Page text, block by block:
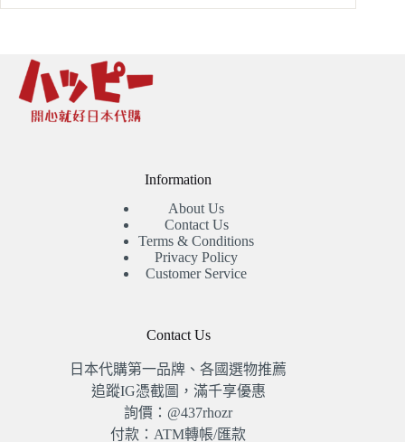
Information
About Us
Contact Us
Terms & Conditions
Privacy Policy
Customer Service
Contact Us
日本代購第一品牌、各國選物推薦
追蹤IG憑截圖，滿千享優惠
詢價：@437rhozr
付款：ATM轉帳/匯款